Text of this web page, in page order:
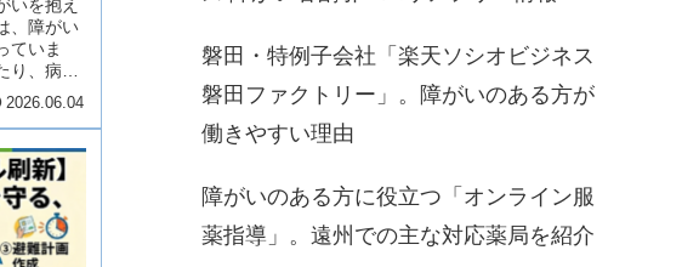
いを抱え
、障がい
ていま
、病院
2026.06.04
磐田・特例子会社「楽天ソシオビジネス
磐田ファクトリー」。障がいのある方が
働きやすい理由
障がいのある方に役立つ「オンライン服
薬指導」。遠州での主な対応薬局を紹介